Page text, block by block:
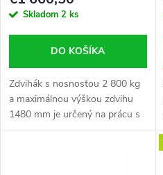
r
d
u
o
d
u
k
typuSkladom 2 ks
DO KOŠÍKA
Zdvihák s nosnosťou 2 800 kg
a maximálnou výškou zdvihu
1480 mm je určený na prácu s
osobnými a nákladnými